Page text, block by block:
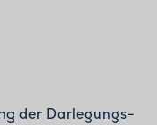
der Darlegungs-